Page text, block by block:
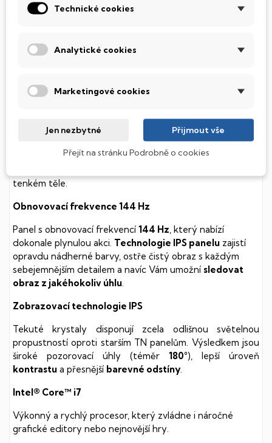
k mechanickému poškození. Díky použití elektronické
Podsvícená klávesnice
Integrovaný systém úsporných LED diod osvítí jednotlivé
klávesy tak, aby byly krásně čitelné i během temné noci,
MSI Thin
Herní počítač s kvalitní klávesnicí a 3D zvukem, který
tenkém těle.
Obnovovací frekvence 144 Hz
Panel s obnovovací frekvencí 144 Hz , který nabízí
dokonale plynulou akci. Technologie IPS panelu zajistí
opravdu nádherné barvy, ostře čistý obraz s každým
sebejemnějším detailem a navíc Vám umožní sledovat
obraz z jakéhokoliv úhlu
Zobrazovací technologie IPS
Tekuté krystaly disponují zcela odlišnou světelnou
propustností oproti starším TN panelům. Výsledkem jsou
široké pozorovací úhly (téměr 180°), lepší úroveň
kontrastu a přesnější barevné odstíny
Intel® Core™ i7
Výkonný a rychlý procesor, který zvládne i náročné
grafické editory nebo nejnovější hry.
Technické cookies
Analytické cookies
Marketingové cookies
Jen nezbytné Přijmout vše
Přejít na stránku Podrobně o cookies